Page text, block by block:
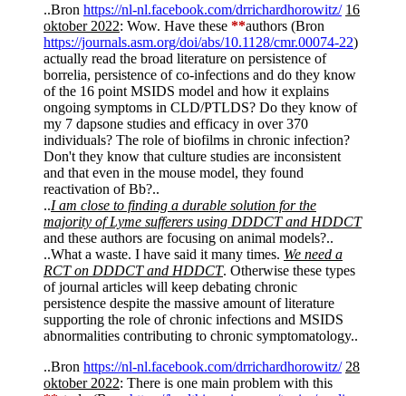
..Bron https://nl-nl.facebook.com/drrichardhorowitz/ 16
oktober 2022: Wow. Have these **authors (Bron
https://journals.asm.org/doi/abs/10.1128/cmr.00074-22)
actually read the broad literature on persistence of
borrelia, persistence of co-infections and do they know
of the 16 point MSIDS model and how it explains
ongoing symptoms in CLD/PTLDS? Do they know of
my 7 dapsone studies and efficacy in over 370
individuals? The role of biofilms in chronic infection?
Don't they know that culture studies are inconsistent
and that even in the mouse model, they found
reactivation of Bb?..
..I am close to finding a durable solution for the
majority of Lyme sufferers using DDDCT and HDDCT
and these authors are focusing on animal models?..
..What a waste. I have said it many times. We need a
RCT on DDDCT and HDDCT. Otherwise these types
of journal articles will keep debating chronic
persistence despite the massive amount of literature
supporting the role of chronic infections and MSIDS
abnormalities contributing to chronic symptomatology..
..Bron https://nl-nl.facebook.com/drrichardhorowitz/ 28
oktober 2022: There is one main problem with this